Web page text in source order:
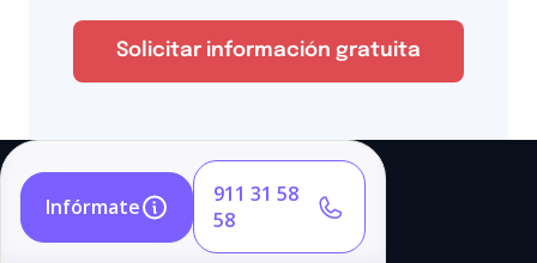
Solicitar información gratuita
Infórmate
911 31 58
58